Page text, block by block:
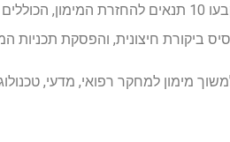
הבית הלבן מתכנן להילחם באנטישמיות בהרווארד קבעו
ביקורת חיצונית, והפסקת תכניות
מימון למחקר רפואי, מדעי,